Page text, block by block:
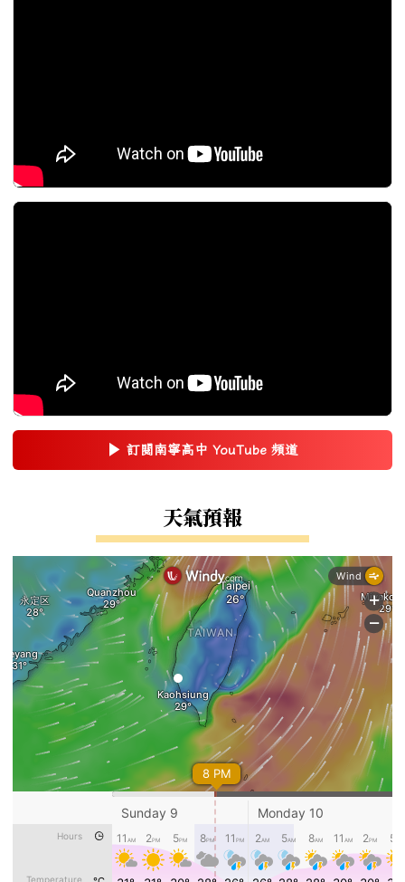
▶ 訂閱南寧高中 YouTube 頻道
(另開新視窗)
天氣預報